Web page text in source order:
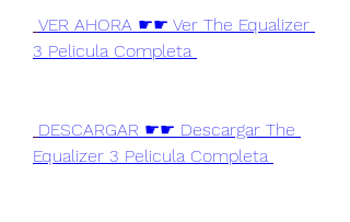
VER AHORA ☛☛ Ver The Equalizer
3 Pelicula Completa
DESCARGAR ☛☛ Descargar The
Equalizer 3 Pelicula Completa